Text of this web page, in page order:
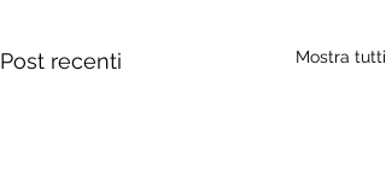
Post recenti Mostra tutti